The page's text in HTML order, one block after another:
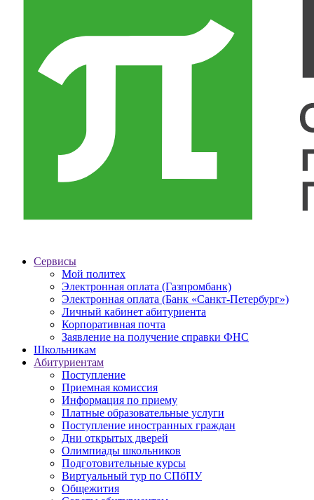
Сервисы
Мой политех
Электронная оплата (Газпромбанк)
Электронная оплата (Банк «Санкт-Петербург»)
Личный кабинет абитуриента
Корпоративная почта
Заявление на получение справки ФНС
Школьникам
Абитуриентам
Поступление
Приемная комиссия
Информация по приему
Платные образовательные услуги
Поступление иностранных граждан
Дни открытых дверей
Олимпиады школьников
Подготовительные курсы
Виртуальный тур по СПбПУ
Общежития